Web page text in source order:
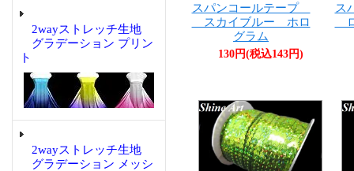
2wayストレッチ生地
グラデーション プリン
ト
2wayストレッチ生地
グラデーション メッシ
スパンコールテープ
スカイブルー ホロ
グラム
130円(税込143円)
ス